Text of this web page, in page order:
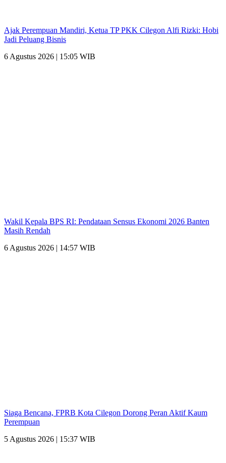
Ajak Perempuan Mandiri, Ketua TP PKK Cilegon Alfi Rizki: Hobi
Jadi Peluang Bisnis
6 Agustus 2026 | 15:05 WIB
Wakil Kepala BPS RI: Pendataan Sensus Ekonomi 2026 Banten
Masih Rendah
6 Agustus 2026 | 14:57 WIB
Siaga Bencana, FPRB Kota Cilegon Dorong Peran Aktif Kaum
Perempuan
5 Agustus 2026 | 15:37 WIB